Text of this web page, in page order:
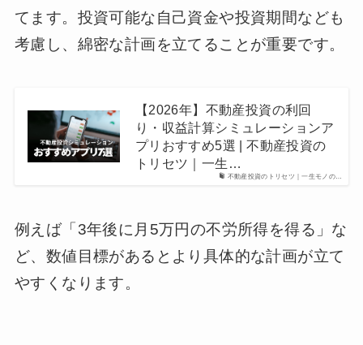
てます。投資可能な自己資金や投資期間なども
考慮し、綿密な計画を立てることが重要です。
不動産投資のトリセツ｜一生モノの…
【2026年】不動産投資の利回
り・収益計算シミュレーションア
プリおすすめ5選 | 不動産投資の
トリセツ｜一生…
例えば「3年後に月5万円の不労所得を得る」な
ど、数値目標があるとより具体的な計画が立て
やすくなります。